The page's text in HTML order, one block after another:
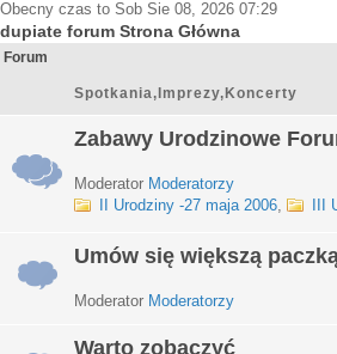
Obecny czas to Sob Sie 08, 2026 07:29
dupiate forum Strona Główna
Forum
Spotkania,Imprezy,Koncerty
Zabawy Urodzinowe
Moderator Moderatorzy
II Urodziny -27 maja 2006, III
Umów się większą
Moderator Moderatorzy
Warto zobaczyć